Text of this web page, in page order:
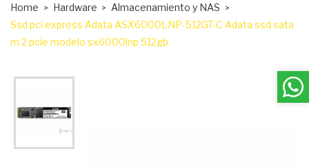
Home Hardware
Almacenamiento y NAS
Ssd pci express Adata ASX6000LNP-512GT-C Adata ssd sata
m 2 pcie modelo sx6000lnp 512gb